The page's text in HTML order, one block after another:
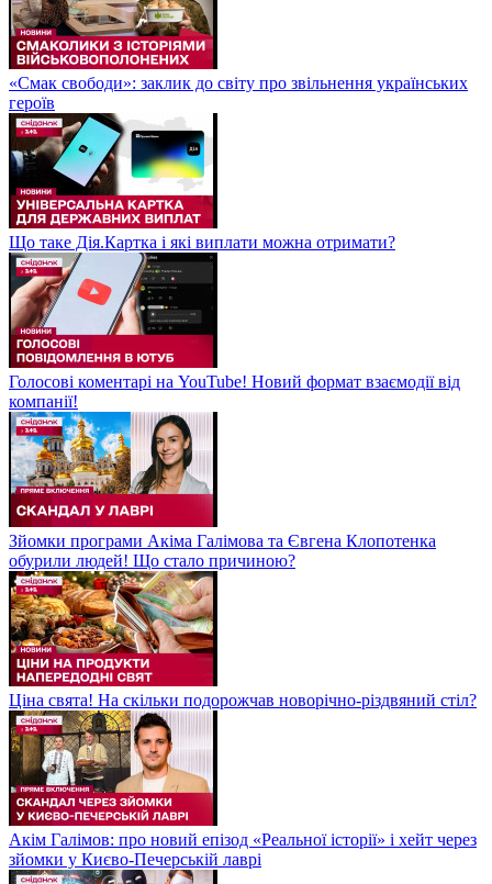
«Смак свободи»: заклик до світу про звільнення українських
героїв
Що таке Дія.Картка і які виплати можна отримати?
Голосові коментарі на YouTube! Новий формат взаємодії від
компанії!
Зйомки програми Акіма Галімова та Євгена Клопотенка
обурили людей! Що стало причиною?
Ціна свята! На скільки подорожчав новорічно-різдвяний стіл?
Акім Галімов: про новий епізод «Реальної історії» і хейт через
зйомки у Києво-Печерській лаврі